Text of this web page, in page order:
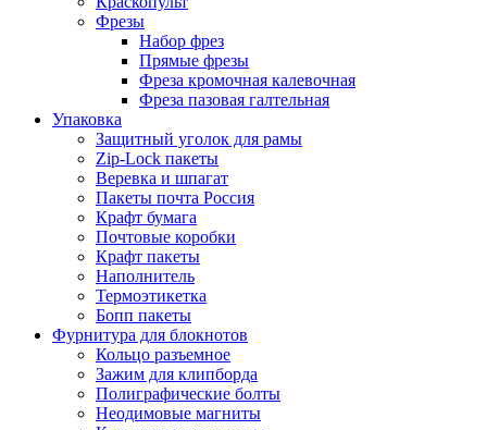
Фрезы
Набор фрез
Прямые фрезы
Фреза кромочная калевочная
Фреза пазовая галтельная
Упаковка
Защитный уголок для рамы
Zip-Lock пакеты
Веревка и шпагат
Пакеты почта Россия
Крафт бумага
Почтовые коробки
Крафт пакеты
Наполнитель
Термоэтикетка
Бопп пакеты
Фурнитура для блокнотов
Кольцо разъемное
Зажим для клипборда
Полиграфические болты
Неодимовые магниты